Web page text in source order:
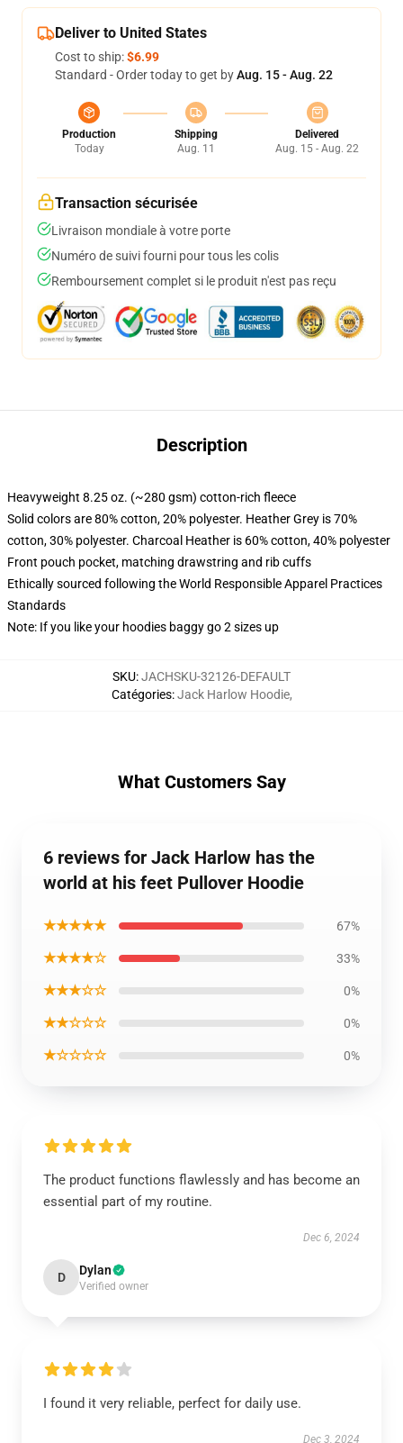
Deliver to United States
Cost to ship:$6.99
Standard - Order today to get byAug. 15 - Aug. 22
Production
Today
Shipping
Aug. 11
Delivered
Aug. 15 - Aug. 22
Transaction sécurisée
Livraison mondiale à votre porte
Numéro de suivi fourni pour tous les colis
Remboursement complet si le produit n'est pas reçu
Description
Heavyweight 8.25 oz. (~280 gsm) cotton-rich fleece
Solid colors are 80% cotton, 20% polyester. Heather Grey is 70%
cotton, 30% polyester. Charcoal Heather is 60% cotton, 40% polyester
Front pouch pocket, matching drawstring and rib cuffs
Ethically sourced following the World Responsible Apparel Practices
Standards
Note: If you like your hoodies baggy go 2 sizes up
SKU:JACHSKU-32126-DEFAULT
Catégories:Jack Harlow Hoodie,
What Customers Say
6 reviews for Jack Harlow has the
world at his feet Pullover Hoodie
★★★★★ 67%
★★★★☆ 33%
★★★☆☆ 0%
★★☆☆☆ 0%
★☆☆☆☆ 0%
The product functions flawlessly and has become an
essential part of my routine.
Dec 6, 2024
D Dylan
Verified owner
I found it very reliable, perfect for daily use.
Dec 3, 2024